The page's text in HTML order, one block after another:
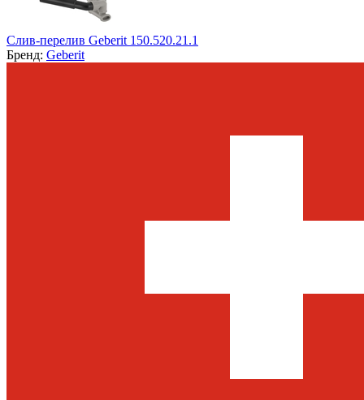
Слив-перелив Geberit 150.520.21.1
Бренд: Geberit